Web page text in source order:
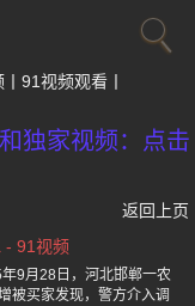
91视频观看
独家视频：点击
返回上页
- 91视频
9月28日，河北邯郸一农
被买家发现，警方介入调